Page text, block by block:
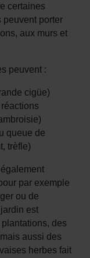
certaines
peuvent porter
aux murs et
peuvent :
cigüe)
queue de
trèfle)
par exemple
ou de
est
des
aussi des
herbes fait